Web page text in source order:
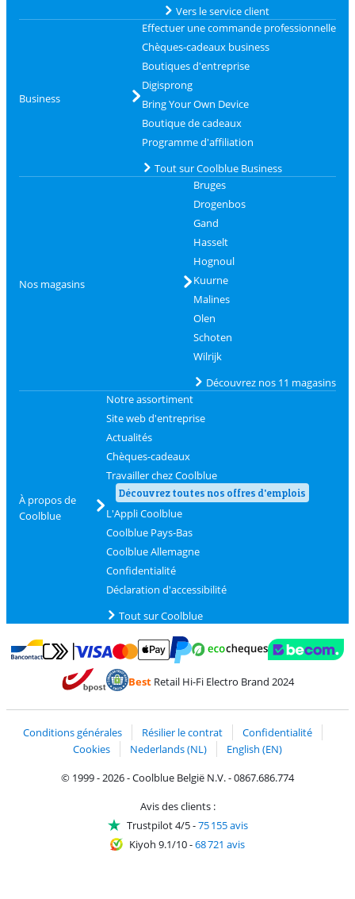
Vers le service client
Business
Effectuer une commande professionnelle
Chèques-cadeaux business
Boutiques d'entreprise
Digisprong
Bring Your Own Device
Boutique de cadeaux
Programme d'affiliation
Tout sur Coolblue Business
Nos magasins
Bruges
Drogenbos
Gand
Hasselt
Hognoul
Kuurne
Malines
Olen
Schoten
Wilrijk
Découvrez nos 11 magasins
À propos de
Coolblue
Notre assortiment
Site web d'entreprise
Actualités
Chèques-cadeaux
Travailler chez Coolblue
Découvrez toutes nos offres d'emplois
L'Appli Coolblue
Coolblue Pays-Bas
Coolblue Allemagne
Confidentialité
Déclaration d'accessibilité
Tout sur Coolblue
Payer avec Bancontact
Payer avec MasterCard et Visa via ClickToPay
Payer avec PayPal
BestRetail Hi-Fi Electro Brand 2024
Conditions générales Résilier le contrat
Confidentialité
Cookies
Nederlands (NL)
English (EN)
© 1999 - 2026 - Coolblue België N.V. - 0867.686.774
Avis des clients :
Trustpilot 4/5-75 155 avis
Kiyoh 9.1/10-68 721 avis